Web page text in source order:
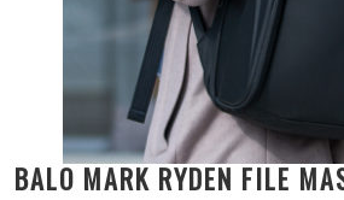
BALO MARK RYDEN FILE